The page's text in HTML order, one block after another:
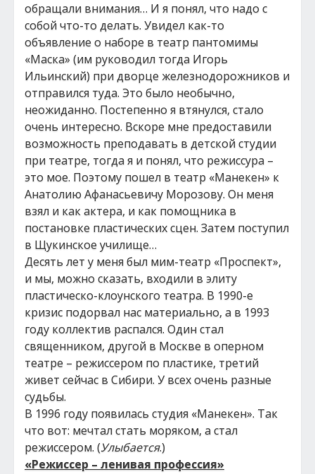
обращали внимания… И я понял, что надо с
собой что-то делать. Увидел как-то
объявление о наборе в театр пантомимы
«Маска» (им руководил тогда Игорь
Ильинский) при дворце железнодорожников и
отправился туда. Это было необычно,
неожиданно. Постепенно я втянулся, стало
очень интересно. Вскоре мне предоставили
возможность преподавать в детской студии
при театре, тогда я и понял, что режиссура –
это мое. Поэтому пошел в театр «Манекен» к
Анатолию Афанасьевичу Морозову. Он меня
взял и как актера, и как помощника в
постановке пластических сцен. Затем поступил
в Щукинское училище…
Десять лет у меня был мим-театр «Проспект»,
и мы, можно сказать, входили в элиту
пластическо-клоунского театра. В 1990-е
кризис подорвал нас материально, а в 1993
году коллектив распался. Один стал
священником, другой в Москве в оперном
театре – режиссером по пластике, третий
живет сейчас в Сибири. У всех очень разные
судьбы.
В 1996 году появилась студия «Манекен». Так
что вот: мечтал стать моряком, а стал
режиссером. (Улыбается.)
«Режиссер – ленивая профессия»